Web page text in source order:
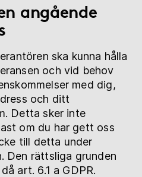
angående
ska kunna hålla
och vid behov
med dig,
och ditt
Detta sker inte
om du har gett oss
till detta under
Den rättsliga grunden
art. 6.1 a GDPR.